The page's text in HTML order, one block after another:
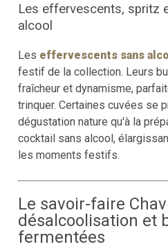
Les effervescents, spritz
alcool
Les effervescents sans
festif de la collection. Leurs
fraîcheur et dynamisme,
trinquer. Certaines cuvées se
dégustation nature qu'à la
cocktail sans alcool,
les moments festifs.
Le savoir-faire
désalcoolisation et
fermentées